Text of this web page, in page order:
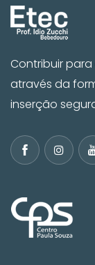
Contribuir
através da
inserção